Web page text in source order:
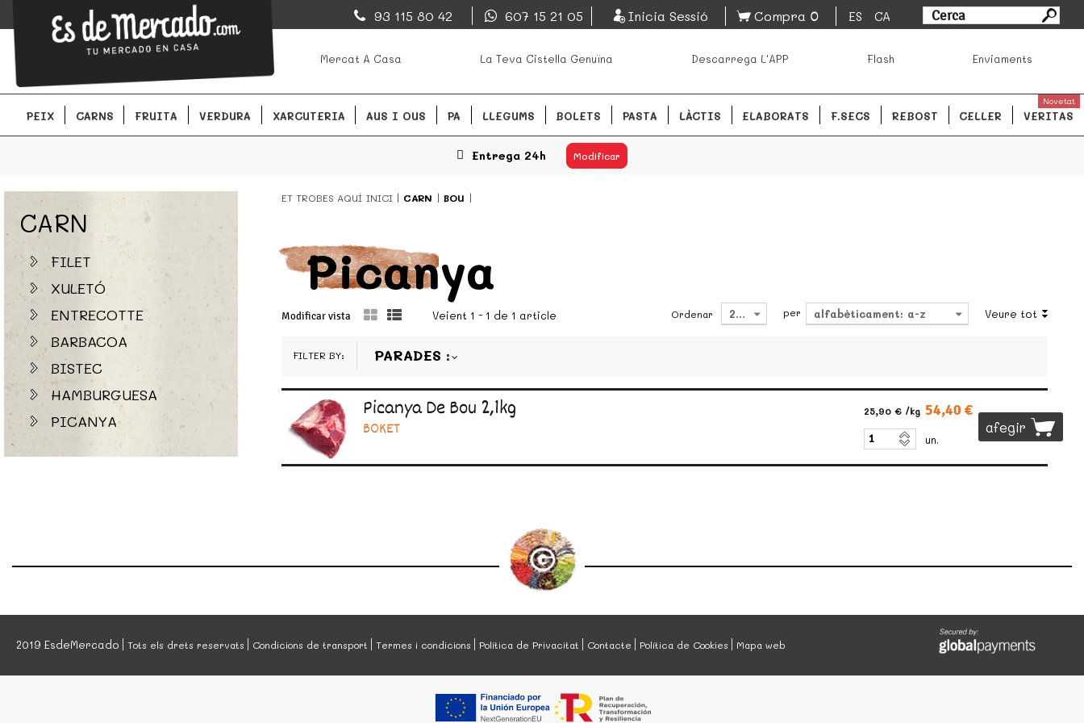
EsDeMercado.com
EsDeMercado.com te lleva a casa los mejores productos de los mejores mercados de
Barcelona y de productores locales.
EsDeMercado.com
Barcelona y de productores locales.
93 115 80 42 607 15 21 05 Inicia Sessió Compra 0 ES CA
Mercat A Casa La Teva Cistella Genuïna Descarrega L'APP Flash Enviaments
PEIX CARNS FRUITA VERDURA XARCUTERIA AUS I OUS PA LLEGUMS BOLETS PASTA LÀCTIS ELABORATS F.SECS REBOST CELLER VERITAS
Novetat
Entrega 24h Modificar
ET TROBES AQUÍ INICI CARN BOU
Picanya
Modificar vista Veient 1 - 1 de 1 article Veure tot
per alfabèticament: a-z
Ordenar 24
FILTER BY: PARADES
Picanya De Bou 2,1kg
BOKET
25,90 € /kg 54,40 €
un.
afegir
CARN
FILET
XULETÓ
ENTRECOTTE
BARBACOA
BISTEC
HAMBURGUESA
PICANYA
2019 EsdeMercado Tots els drets reservats Condicions de transport Termes i condicions Política de Privacitat Contacte Política de Cookies Mapa web